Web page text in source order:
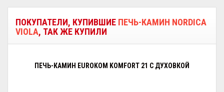
ПОКУПАТЕЛИ, КУПИВШИЕ ПЕЧЬ-КАМИН NORDICA
VIOLA, ТАК ЖЕ КУПИЛИ
ПЕЧЬ-КАМИН EUROKOM KOMFORT 21 С ДУХОВКОЙ